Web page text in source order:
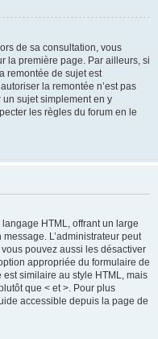
de sa consultation, vous
la première page. Par ailleurs, si
remontée de sujet est
la remontée n’est pas
sujet simplement en y
les règles du forum en le
HTML, offrant un large
L’administrateur peut
pouvez aussi les désactiver
appropriée du formulaire de
similaire au style HTML, mais
que < et >. Pour plus
accessible depuis la page de